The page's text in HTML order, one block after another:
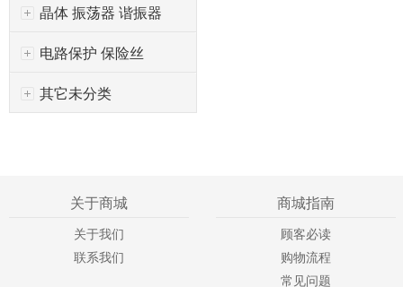
晶体 振荡器 谐振器
电路保护 保险丝
其它未分类
关于商城
关于我们
联系我们
商城指南
顾客必读
购物流程
常见问题